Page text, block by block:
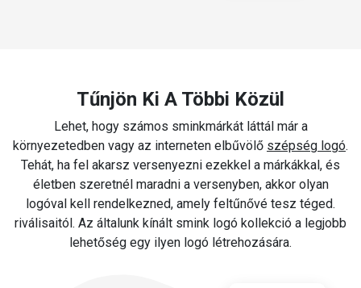
Tűnjön Ki A Többi Közül
Lehet, hogy számos sminkmárkát láttál már a
környezetedben vagy az interneten elbűvölő szépség logó.
Tehát, ha fel akarsz versenyezni ezekkel a márkákkal, és
életben szeretnél maradni a versenyben, akkor olyan
logóval kell rendelkezned, amely feltűnővé tesz téged.
riválisaitól. Az általunk kínált smink logó kollekció a legjobb
lehetőség egy ilyen logó létrehozására.